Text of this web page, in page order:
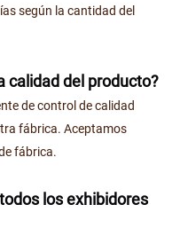
según la cantidad del
calidad del producto?
de control de calidad
fábrica. Aceptamos
fábrica.
los exhibidores